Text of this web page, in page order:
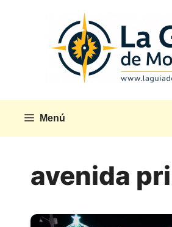
Menú
avenida